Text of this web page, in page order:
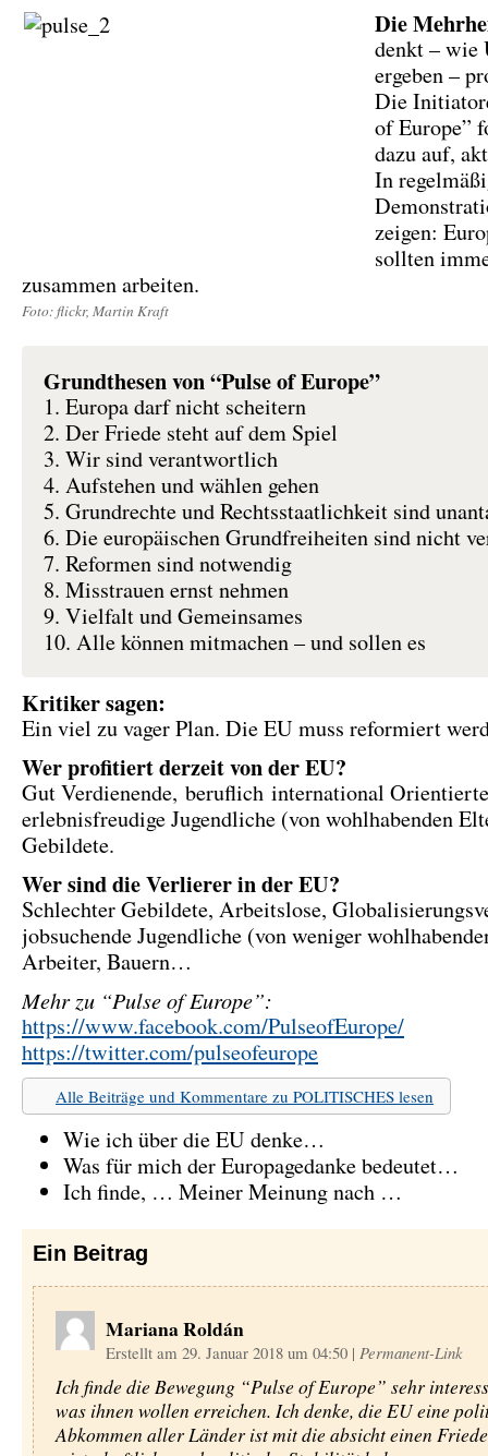
Die
denkt – wie
ergeben –
Die
of Europe”
dazu auf,
In
zeigen:
sollten
zusammen arbeiten.
Foto: flickr, Martin Kraft
Grundthesen von “Pulse of Europe”
1. Europa darf nicht scheitern
2. Der Friede steht auf dem Spiel
3. Wir sind verantwortlich
4. Aufstehen und wählen gehen
5. Grundrechte und Rechtsstaatlichkeit sind
6. Die europäischen Grundfreiheiten sind nicht
7. Reformen sind notwendig
8. Misstrauen ernst nehmen
9. Vielfalt und Gemeinsames
10. Alle können mitmachen – und sollen es
Kritiker sagen:
Ein viel zu vager Plan. Die EU muss reformiert
Wer profitiert derzeit von der EU?
Gut Verdienende, beruflich international
erlebnisfreudige Jugendliche (von wohlhabenden
Gebildete.
Wer sind die Verlierer in der EU?
Schlechter Gebildete, Arbeitslose,
jobsuchende Jugendliche (von weniger
Arbeiter, Bauern…
Mehr zu “Pulse of Europe”:
https://www.facebook.com/PulseofEurope/
https://twitter.com/pulseofeurope
Alle Beiträge und Kommentare zu POLITISCHES lesen
Wie ich über die EU denke…
Was für mich der Europagedanke bedeutet…
Ich finde, … Meiner Meinung nach …
Ein Beitrag
Mariana Roldán
Erstellt am 29. Januar 2018 um 04:50 | Permanent-Link
Ich finde die Bewegung “Pulse of Europe” sehr
was ihnen wollen erreichen. Ich denke, die EU eine
Abkommen aller Länder ist mit die absicht einen